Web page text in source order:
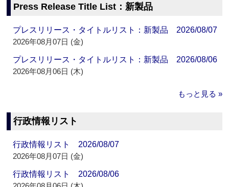
Press Release Title List：新製品
プレスリリース・タイトルリスト：新製品 2026/08/07
2026年08月07日 (金)
プレスリリース・タイトルリスト：新製品 2026/08/06
2026年08月06日 (木)
もっと見る »
行政情報リスト
行政情報リスト 2026/08/07
2026年08月07日 (金)
行政情報リスト 2026/08/06